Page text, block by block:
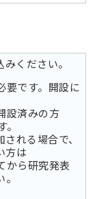
ください。
要です。開設に
設済みの方
れる場合で、
方は
から研究発表